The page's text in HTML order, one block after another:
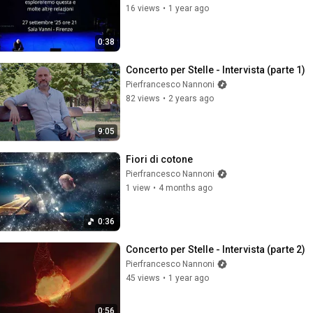
0:38
16 views • 1 year ago
9:05
Concerto per Stelle - Intervista (parte 1)
Pierfrancesco Nannoni
82 views • 2 years ago
0:36
Fiori di cotone
Pierfrancesco Nannoni
1 view • 4 months ago
0:56
Concerto per Stelle - Intervista (parte 2)
Pierfrancesco Nannoni
45 views • 1 year ago